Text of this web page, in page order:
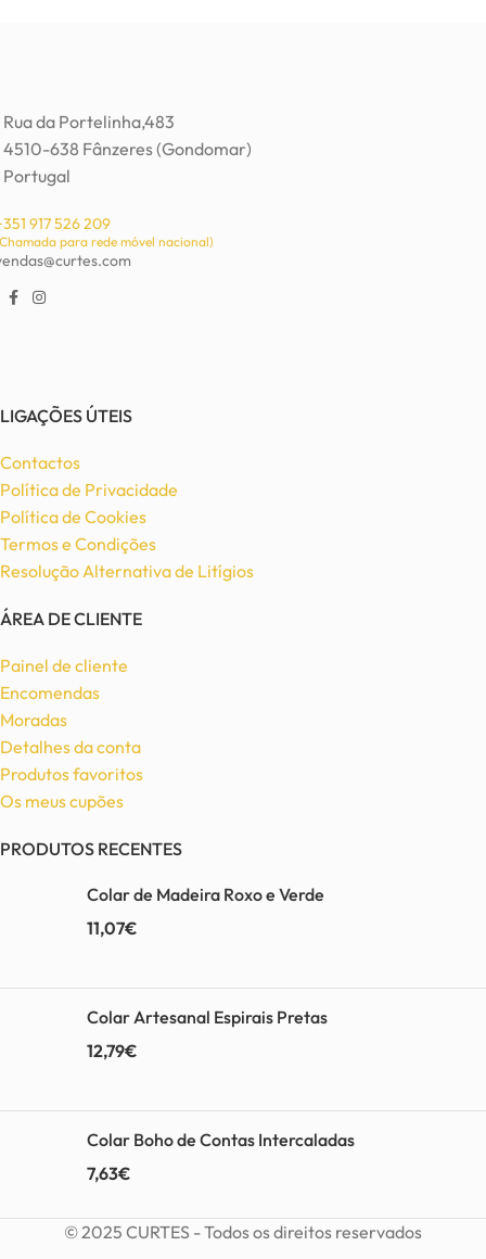
Rua da Portelinha,483
4510-638 Fânzeres (Gondomar)
Portugal
917 526 209
para rede móvel nacional)
LIGAÇÕES ÚTEIS
Contactos
Política de Privacidade
Política de Cookies
Termos e Condições
Resolução Alternativa de Litígios
ÁREA DE CLIENTE
Painel de cliente
Encomendas
Moradas
Detalhes da conta
Produtos favoritos
Os meus cupões
PRODUTOS RECENTES
Colar de Madeira Roxo e Verde
11,07€
Colar Artesanal Espirais Pretas
12,79€
Colar Boho de Contas Intercaladas
7,63€
© 2025 CURTES - Todos os direitos reservados